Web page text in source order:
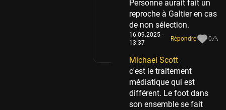
Personne aurait fait un
reproche à Galtier en cas
de non sélection.
16.09.2025 -
13:37
Répondre 0
Michael Scott
c'est le traitement
médiatique qui est
différent. Le foot dans
son ensemble se fait